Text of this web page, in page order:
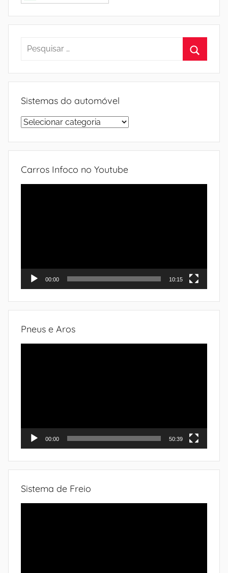
Pesquisar
Sistemas do automóvel
Sistemas
automóvel
Carros Infoco no Youtube
00:00 10:15
Pneus e Aros
00:00 50:39
Sistema de Freio